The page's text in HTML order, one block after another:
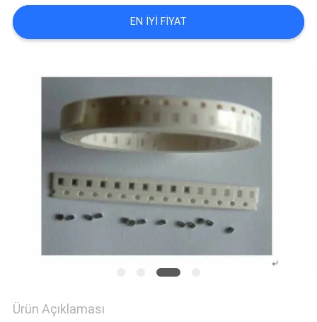
BIR
ISTEĞI
HARITASI
PRIVACY
POLICY
EN IYI FIYAT
Ürün Açıklaması